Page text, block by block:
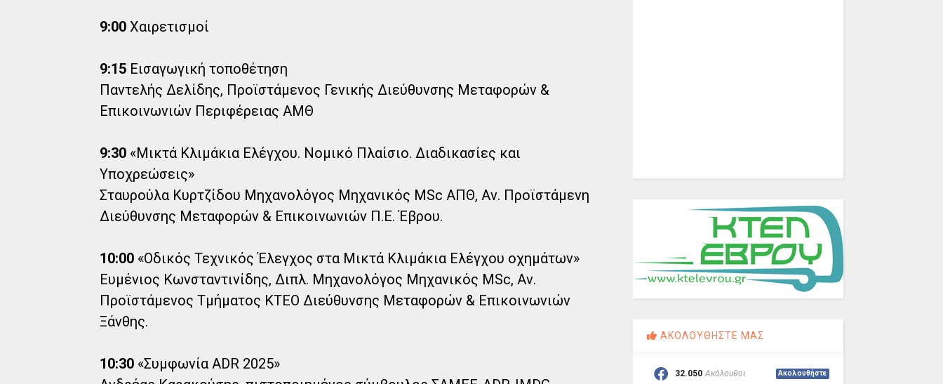
9:00 Χαιρετισμοί
9:15 Εισαγωγική τοποθέτηση
Παντελής Δελίδης, Προϊστάμενος Γενικής Διεύθυνσης Μεταφορών &
Επικοινωνιών Περιφέρειας ΑΜΘ
9:30 «Μικτά Κλιμάκια Ελέγχου. Νομικό Πλαίσιο. Διαδικασίες και
Υποχρεώσεις»
Σταυρούλα Κυρτζίδου Μηχανολόγος Μηχανικός MSc ΑΠΘ, Αν. Προϊστάμενη
Διεύθυνσης Μεταφορών & Επικοινωνιών Π.Ε. Έβρου.
10:00 «Οδικός Τεχνικός Έλεγχος στα Μικτά Κλιμάκια Ελέγχου οχημάτων»
Ευμένιος Κωνσταντινίδης, Διπλ. Μηχανολόγος Μηχανικός MSc, Αν.
Προϊστάμενος Τμήματος ΚΤΕΟ Διεύθυνσης Μεταφορών & Επικοινωνιών
Ξάνθης.
10:30 «Συμφωνία ADR 2025»
ΑΚΟΛΟΥΘΗΣΤΕ ΜΑΣ
32.050 Ακόλουθοι Ακολουθήστε